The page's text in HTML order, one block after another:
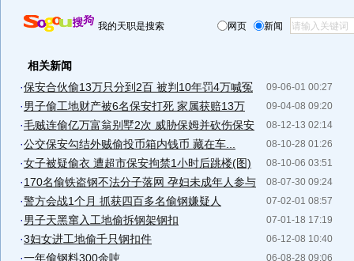
我的天职是搜索 网页 新闻
相关新闻
09-06-01 00:27
·保安合伙偷13万只分到2百 被判10年罚4万喊冤
09-04-08 09:20
·男子偷工地财产被6名保安打死 家属获赔13万
08-12-13 02:14
·毛贼连偷亿万富翁别墅2次 威胁保姆并砍伤保安
08-10-28 01:26
·公交保安勾结外贼偷投币箱内钱币 藏在车...
08-10-06 03:51
·女子被疑偷衣 遭超市保安拘禁1小时后跳楼(图)
08-07-30 09:24
·170名偷铁盗钢不法分子落网 孕妇未成年人参与
07-02-01 08:57
·警方会战1个月 抓获四百多名偷钢嫌疑人
07-01-18 17:19
·男子天黑窜入工地偷拆钢架钢扣
06-12-08 10:40
·3妇女进工地偷千只钢扣件
06-08-28 09:06
·一年偷钢料300余吨